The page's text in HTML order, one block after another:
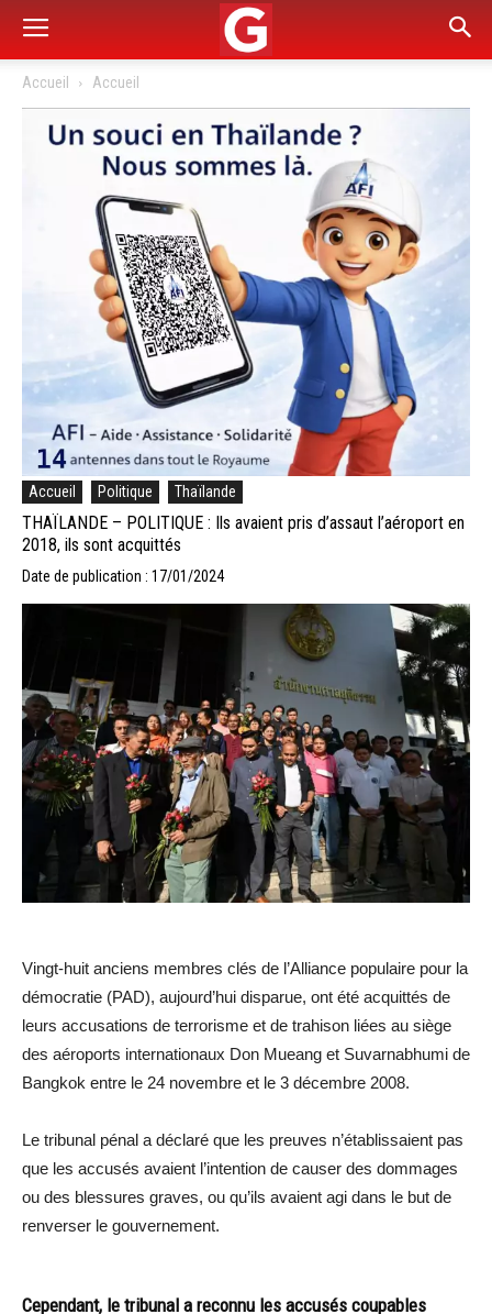
Accueil Accueil
Accueil Politique Thaïlande
THAÏLANDE – POLITIQUE : Ils avaient pris d’assaut l’aéroport en
2018, ils sont acquittés
Date de publication : 17/01/2024
Vingt-huit anciens membres clés de l’Alliance populaire pour la
démocratie (PAD), aujourd’hui disparue, ont été acquittés de
leurs accusations de terrorisme et de trahison liées au siège
des aéroports internationaux Don Mueang et Suvarnabhumi de
Bangkok entre le 24 novembre et le 3 décembre 2008.
Le tribunal pénal a déclaré que les preuves n’établissaient pas
que les accusés avaient l’intention de causer des dommages
ou des blessures graves, ou qu’ils avaient agi dans le but de
renverser le gouvernement.
Cependant, le tribunal a reconnu les accusés coupables